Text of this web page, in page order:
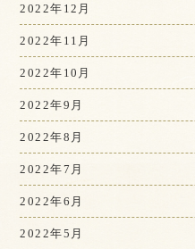
2022年12月
2022年11月
2022年10月
2022年9月
2022年8月
2022年7月
2022年6月
2022年5月